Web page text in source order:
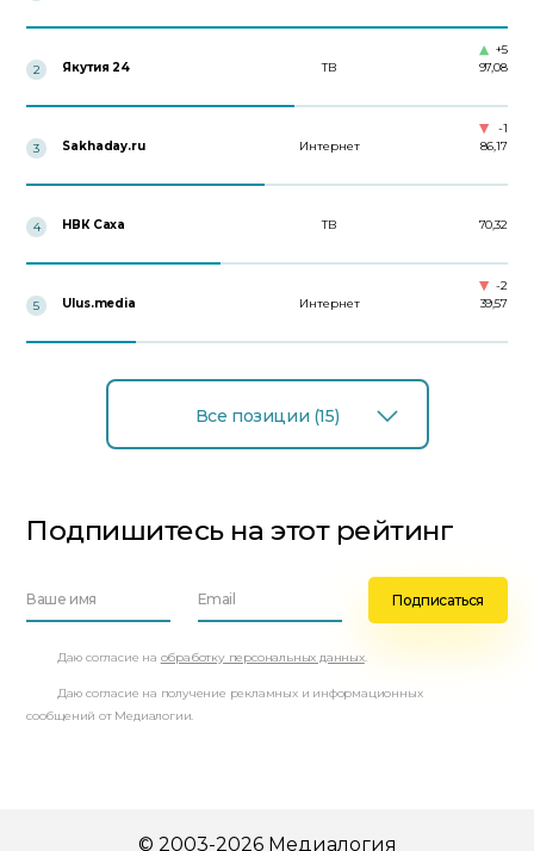
2 Якутия 24 ТВ 97,08
+5
3 Sakhaday.ru Интернет 86,17
-1
4 НВК Саха ТВ 70,32
5 Ulus.media Интернет 39,57
-2
Все позиции (15)
Подпишитесь на этот рейтинг
Даю согласие на обработку персональных данных.
Даю согласие на получение рекламных и информационных
сообщений от Медиалогии.
© 2003-2026 Медиалогия